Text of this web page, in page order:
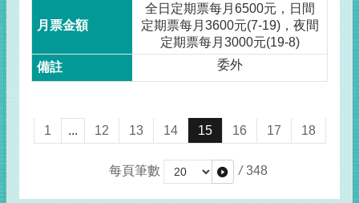
全日定期票每月6500元，日間
定期票每月3600元(7-19)，夜間
定期票每月3000元(19-8)
委外
1 ... 12 13 14 15 16 17 18
每頁筆數 / 348